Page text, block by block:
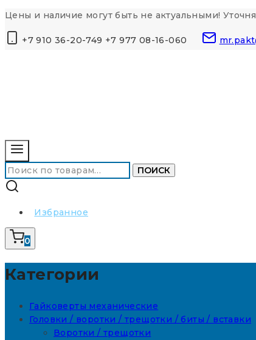
Перейти
контенту
Цены и наличие могут быть не актуальными!
+7 910 36-20-749 +7 977 08-16-060
Искать: ПОИСК
Избранное
0
Категории
Гайковерты механические
Головки / воротки / трещотки / биты / вставки
Воротки / трещотки